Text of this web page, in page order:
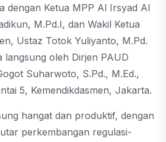
dengan Ketua MPP Al Irsyad Al
M.Pd.I, dan Wakil Ketua
Ustaz Totok Yuliyanto, M.Pd.
langsung oleh Dirjen PAUD
Suharwoto, S.Pd., M.Ed.,
5, Kemendikdasmen, Jakarta.
hangat dan produktif, dengan
perkembangan regulasi-